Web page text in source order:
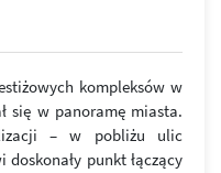
kompleksów w
się w panoramę miasta.
– w pobliżu ulic
punkt łączący